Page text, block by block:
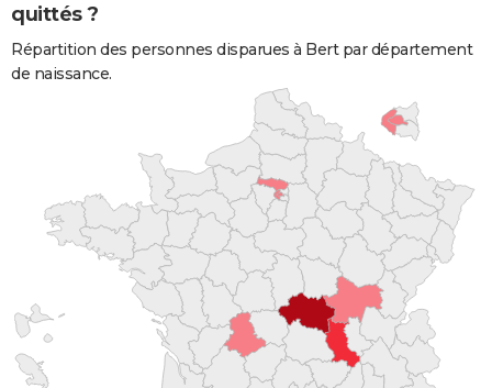
quittés ?
Répartition des personnes disparues à Bert par département
de naissance.